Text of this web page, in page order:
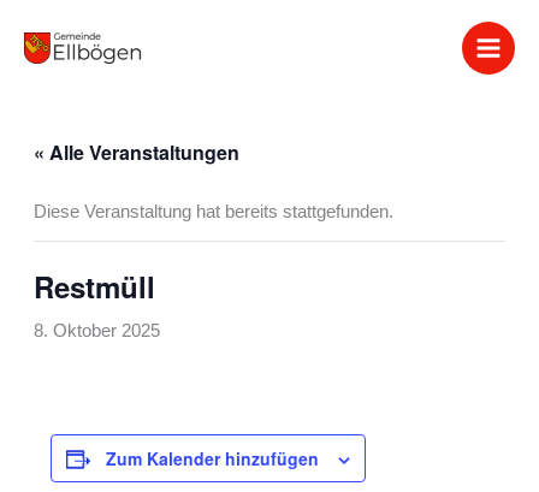
Inhalt
« Alle Veranstaltungen
Diese Veranstaltung hat bereits stattgefunden.
Restmüll
8. Oktober 2025
Zum Kalender hinzufügen